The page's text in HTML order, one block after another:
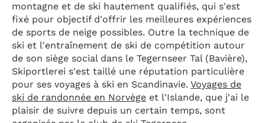
montagne et de ski hautement qualifiés, qui s'est
fixé pour objectif d'offrir les meilleures expériences
de sports de neige possibles. Outre la technique de
ski et l'entraînement de ski de compétition autour
de son siège social dans le Tegernseer Tal (Bavière),
Skiportlerei s'est taillé une réputation particulière
pour ses voyages à ski en Scandinavie. Voyages de
ski de randonnée en Norvège et l'Islande, que j'ai le
plaisir de suivre depuis un certain temps, sont